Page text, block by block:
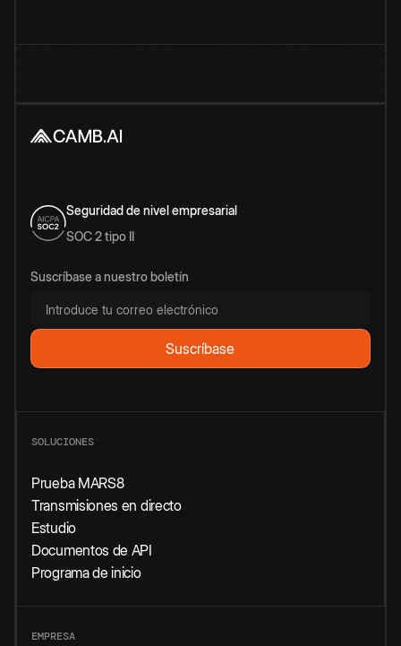
Seguridad de nivel empresarial
SOC 2 tipo II
Suscríbase a nuestro boletín
SOLUCIONES
Prueba MARS8
Transmisiones en directo
Estudio
Documentos de API
Programa de inicio
EMPRESA